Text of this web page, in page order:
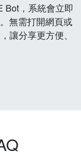
Bot，系統會立即
無需打開網頁或
讓分享更方便、